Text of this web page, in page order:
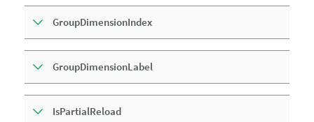
GroupDimensionIndex
GroupDimensionLabel
IsPartialReload